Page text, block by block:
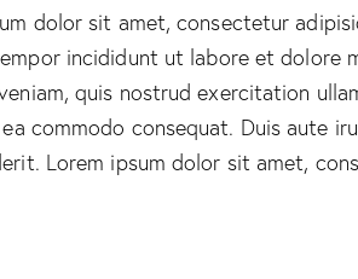
dolor sit amet, consectetur
incididunt ut labore et dolore
quis nostrud exercitation
commodo consequat. Duis aute
Lorem ipsum dolor sit amet,